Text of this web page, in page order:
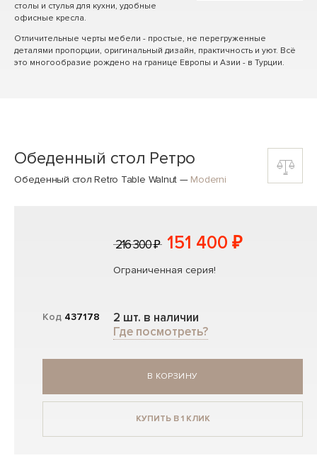
столы и стулья для кухни, удобные
офисные кресла.
Отличительные черты мебели - простые, не перегруженные
деталями пропорции, оригинальный дизайн, практичность и уют. Всё
это многообразие рождено на границе Европы и Азии - в Турции.
Обеденный стол Ретро
Обеденный стол Retro Table Walnut — Moderni
Код 437178
216 300 ₽ 151 400 ₽
Ограниченная серия!
2 шт. в наличии
Где посмотреть?
В КОРЗИНУ
КУПИТЬ В 1 КЛИК